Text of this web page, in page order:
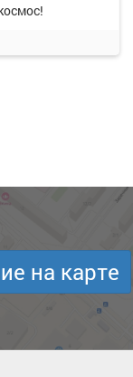
на карте